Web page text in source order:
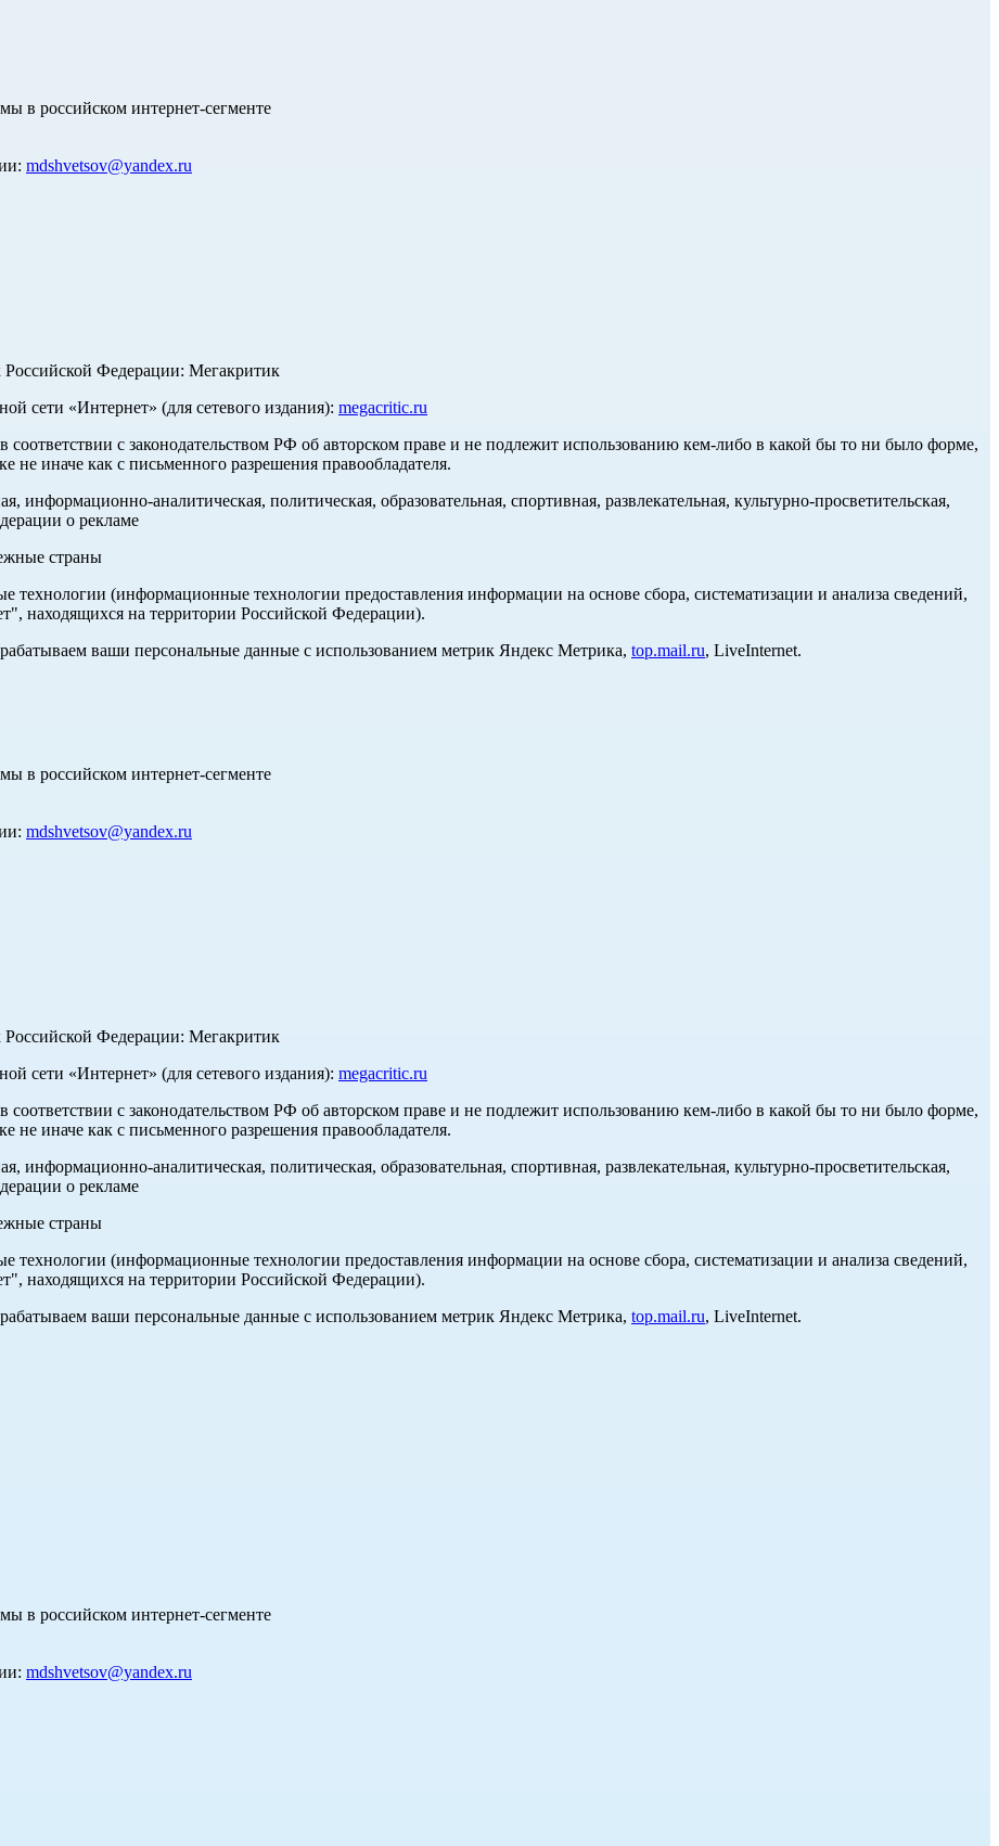
в российском интернет-сегменте
mdshvetsov@yandex.ru
Российской Федерации: Мегакритик
сети «Интернет» (для сетевого издания): megacritic.ru
с законодательством РФ об авторском праве и не подлежит использованию кем-либо в какой бы то ни было форме,
не иначе как с письменного разрешения правообладателя.
аналитическая, политическая, образовательная, спортивная, развлекательная, культурно-просветительская,
о рекламе
страны
(информационные технологии предоставления информации на основе сбора, систематизации и анализа сведений,
находящихся на территории Российской Федерации).
ваши персональные данные с использованием метрик Яндекс Метрика, top.mail.ru, LiveInternet.
в российском интернет-сегменте
mdshvetsov@yandex.ru
Российской Федерации: Мегакритик
сети «Интернет» (для сетевого издания): megacritic.ru
с законодательством РФ об авторском праве и не подлежит использованию кем-либо в какой бы то ни было форме,
не иначе как с письменного разрешения правообладателя.
аналитическая, политическая, образовательная, спортивная, развлекательная, культурно-просветительская,
о рекламе
страны
(информационные технологии предоставления информации на основе сбора, систематизации и анализа сведений,
находящихся на территории Российской Федерации).
ваши персональные данные с использованием метрик Яндекс Метрика, top.mail.ru, LiveInternet.
в российском интернет-сегменте
mdshvetsov@yandex.ru